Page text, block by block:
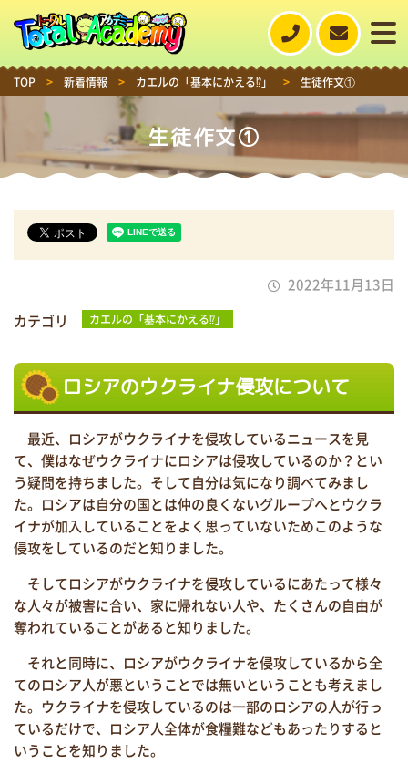
TOP > 新着情報 > カエルの「基本にかえる⁉」 > 生徒作文①
生徒作文①
2022年11月13日
カテゴリ
カエルの「基本にかえる⁉」
ロシアのウクライナ侵攻について
最近、ロシアがウクライナを侵攻しているニュースを見
て、僕はなぜウクライナにロシアは侵攻しているのか？とい
う疑問を持ちました。そして自分は気になり調べてみまし
た。ロシアは自分の国とは仲の良くないグループへとウクラ
イナが加入していることをよく思っていないためこのような
侵攻をしているのだと知りました。
そしてロシアがウクライナを侵攻しているにあたって様々
な人々が被害に合い、家に帰れない人や、たくさんの自由が
奪われていることがあると知りました。
それと同時に、ロシアがウクライナを侵攻しているから全
てのロシア人が悪ということでは無いということも考えまし
た。ウクライナを侵攻しているのは一部のロシアの人が行っ
ているだけで、ロシア人全体が食糧難などもあったりすると
いうことを知りました。